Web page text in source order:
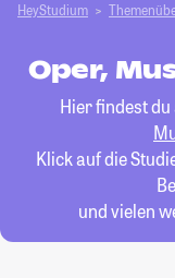
HeyStudium
Oper,
Hier findest du
Klick auf die
und vielen